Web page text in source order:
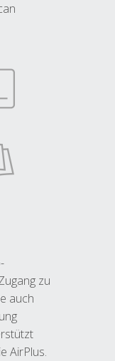
zu
auch
AirPlus.